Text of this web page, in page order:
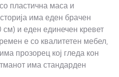
пластична маса и
има еден брачен
и еден единечен кревет
е со квалитетен мебел,
прозорец кој гледа кон
има стандарден